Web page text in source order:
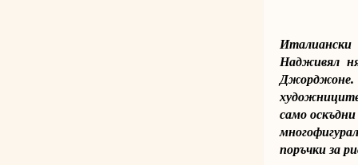
Надживял
Джорджоне.
само
поръчки за